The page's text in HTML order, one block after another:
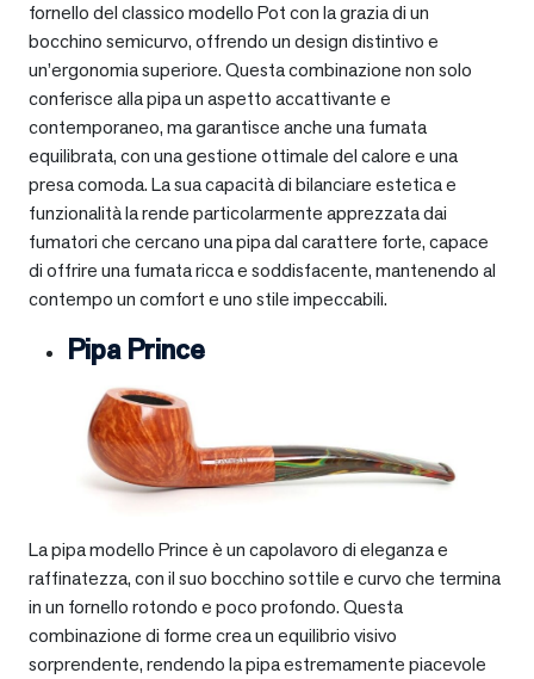
fornello del classico modello Pot con la grazia di un
bocchino semicurvo, offrendo un design distintivo e
un’ergonomia superiore. Questa combinazione non solo
conferisce alla pipa un aspetto accattivante e
contemporaneo, ma garantisce anche una fumata
equilibrata, con una gestione ottimale del calore e una
presa comoda. La sua capacità di bilanciare estetica e
funzionalità la rende particolarmente apprezzata dai
fumatori che cercano una pipa dal carattere forte, capace
di offrire una fumata ricca e soddisfacente, mantenendo al
contempo un comfort e uno stile impeccabili.
Pipa Prince
La pipa modello Prince è un capolavoro di eleganza e
raffinatezza, con il suo bocchino sottile e curvo che termina
in un fornello rotondo e poco profondo. Questa
combinazione di forme crea un equilibrio visivo
sorprendente, rendendo la pipa estremamente piacevole